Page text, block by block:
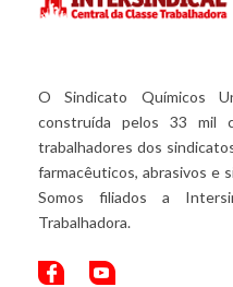
O Sindicato Químicos
construída pelos 33 mil
trabalhadores dos
farmacêuticos, abrasivos e
Somos filiados a
Trabalhadora.